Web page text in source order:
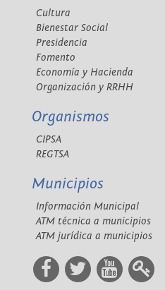
Cultura
Bienestar Social
Presidencia
Fomento
Economía y Hacienda
Organización y RRHH
Organismos
CIPSA
REGTSA
Municipios
Información Municipal
ATM técnica a municipios
ATM jurídica a municipios